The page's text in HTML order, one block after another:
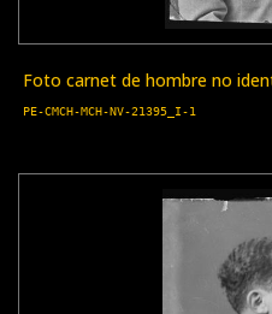
Foto carnet de hombre no
PE-CMCH-MCH-NV-21395_I-1